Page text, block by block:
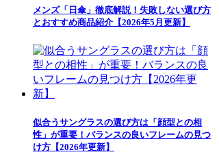
メンズ「日傘」徹底解説！失敗しない選び方
とおすすめ商品紹介【2026年5月更新】
似合うサングラスの選び方は「顔型との相
性」が重要！バランスの良いフレームの見つ
け方【2026年更新】